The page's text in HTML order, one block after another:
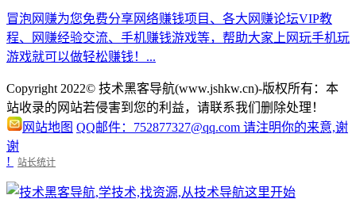
冒泡网赚为您免费分享网络赚钱项目、各大网赚论坛VIP教
程、网赚经验交流、手机赚钱游戏等，帮助大家上网玩手机玩
游戏就可以做轻松赚钱！...
Copyright 2022© 技术黑客导航(www.jshkw.cn)-版权所有：本
站收录的网站若侵害到您的利益，请联系我们删除处理！
网站地图 QQ邮件：752877327@qq.com 请注明你的来意,谢
谢
!
站长统计